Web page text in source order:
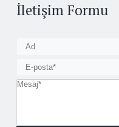
İletişim Formu